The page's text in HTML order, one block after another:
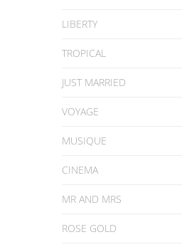
LIBERTY
TROPICAL
JUST MARRIED
VOYAGE
MUSIQUE
CINEMA
MR AND MRS
ROSE GOLD